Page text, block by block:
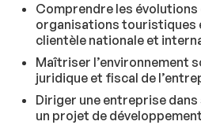
Comprendre les évolutions
organisations touristiques
clientèle nationale et
Maîtriser l’environnement
juridique et fiscal de
Diriger une entreprise
un projet de